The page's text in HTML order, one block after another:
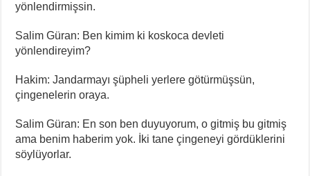
yönlendirmişsin.
Salim Güran: Ben kimim ki koskoca devleti
yönlendireyim?
Hakim: Jandarmayı şüpheli yerlere götürmüşsün,
çingenelerin oraya.
Salim Güran: En son ben duyuyorum, o gitmiş bu gitmiş
ama benim haberim yok. İki tane çingeneyi gördüklerini
söylüyorlar.